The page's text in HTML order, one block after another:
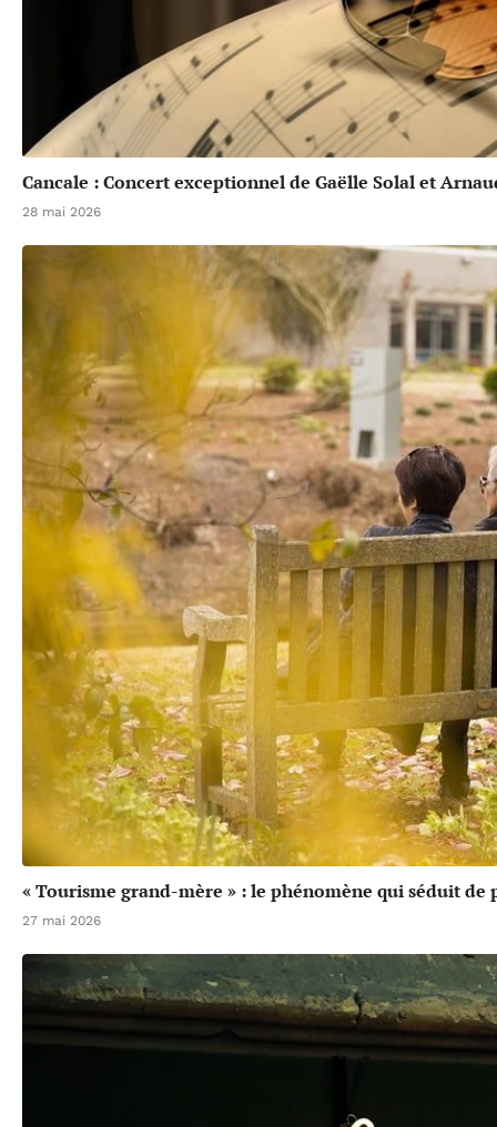
Cancale : Concert exceptionnel de Gaëlle Solal et
28 mai 2026
« Tourisme grand-mère » : le phénomène qui séduit de
27 mai 2026